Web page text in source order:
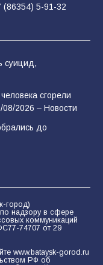
— это
(86354) 5-91-32
суицид,
сгорели
2026 – Новости
до
город)
надзору в сфере
коммуникаций
74707 от 29
www.bataysk-gorod.ru
РФ об